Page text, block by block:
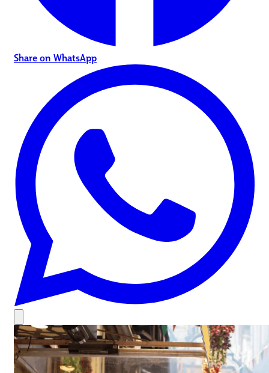
Share on WhatsApp